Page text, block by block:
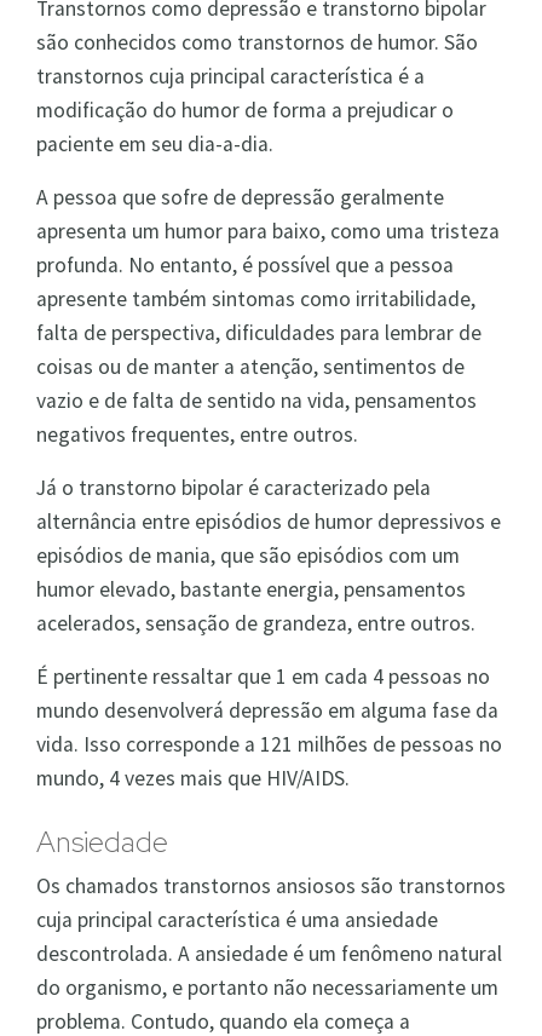
Transtornos como depressão e transtorno bipolar
são conhecidos como transtornos de humor. São
transtornos cuja principal característica é a
modificação do humor de forma a prejudicar o
paciente em seu dia-a-dia.
A pessoa que sofre de depressão geralmente
apresenta um humor para baixo, como uma tristeza
profunda. No entanto, é possível que a pessoa
apresente também sintomas como irritabilidade,
falta de perspectiva, dificuldades para lembrar de
coisas ou de manter a atenção, sentimentos de
vazio e de falta de sentido na vida, pensamentos
negativos frequentes, entre outros.
Já o transtorno bipolar é caracterizado pela
alternância entre episódios de humor depressivos e
episódios de mania, que são episódios com um
humor elevado, bastante energia, pensamentos
acelerados, sensação de grandeza, entre outros.
É pertinente ressaltar que 1 em cada 4 pessoas no
mundo desenvolverá depressão em alguma fase da
vida. Isso corresponde a 121 milhões de pessoas no
mundo, 4 vezes mais que HIV/AIDS.
Ansiedade
Os chamados transtornos ansiosos são transtornos
cuja principal característica é uma ansiedade
descontrolada. A ansiedade é um fenômeno natural
do organismo, e portanto não necessariamente um
problema. Contudo, quando ela começa a